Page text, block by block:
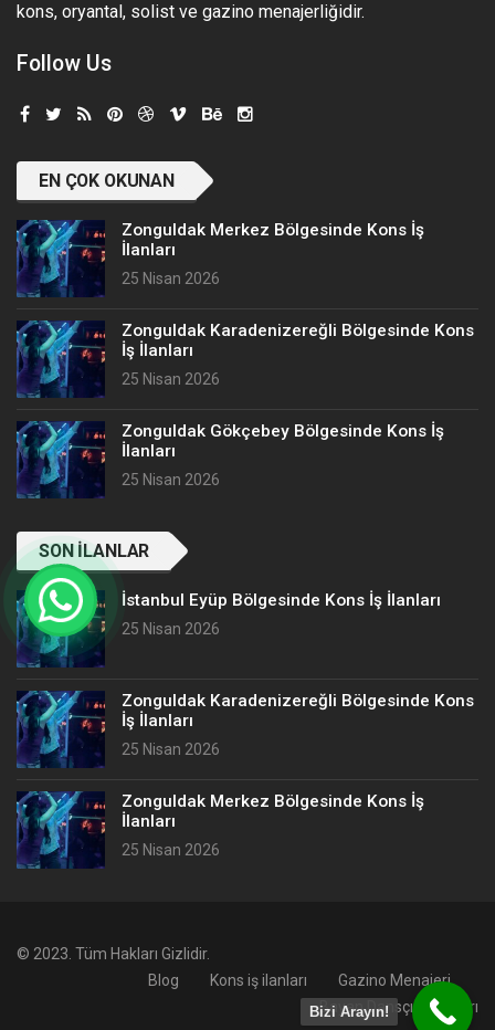
kons, oryantal, solist ve gazino menajerliğidir.
Follow Us
EN ÇOK OKUNAN
Zonguldak Merkez Bölgesinde Kons İş
İlanları
25 Nisan 2026
Zonguldak Karadenizereğli Bölgesinde Kons
İş İlanları
25 Nisan 2026
Zonguldak Gökçebey Bölgesinde Kons İş
İlanları
25 Nisan 2026
SON İLANLAR
İstanbul Eyüp Bölgesinde Kons İş İlanları
25 Nisan 2026
Zonguldak Karadenizereğli Bölgesinde Kons
İş İlanları
25 Nisan 2026
Zonguldak Merkez Bölgesinde Kons İş
İlanları
25 Nisan 2026
© 2023. Tüm Hakları Gizlidir.
Blog
Kons iş ilanları
Gazino Menajeri
Bayan Dansçı İş İlanları
Bizi Arayın!